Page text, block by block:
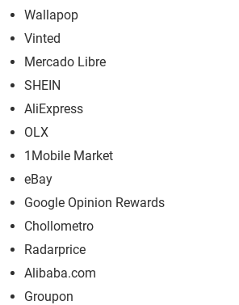
Wallapop
Vinted
Mercado Libre
SHEIN
AliExpress
OLX
1Mobile Market
eBay
Google Opinion Rewards
Chollometro
Radarprice
Alibaba.com
Groupon